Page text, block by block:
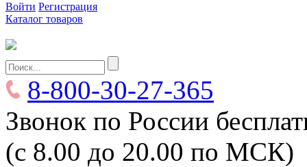
Войти Регистрация
Каталог товаров
8-800-30-27-365
Звонок по России
(с 8.00 до 20.00 по МСК)